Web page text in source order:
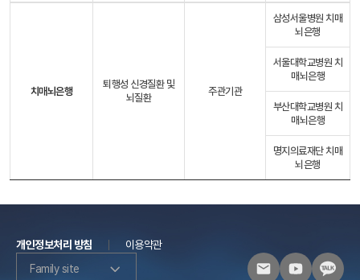
치매뇌은행
퇴행성 신경질환 및
뇌질환
주관기관
삼성서울병원 치매
뇌은행
서울대학교병원 치
매뇌은행
부산대학교병원 치
매뇌은행
명지의료재단 치매
뇌은행
개인정보처리 방침
이용약관
Family site